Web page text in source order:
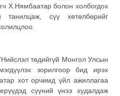
Х.Нямбаатар болон холбогдох
танилцаж, сүү хөтөлбөрийг
төдийгүй Монгол Улсын
зорилгоор бид ирэх
хот орчимд үйл ажиллагаа
сүүний үнээ худалдаж